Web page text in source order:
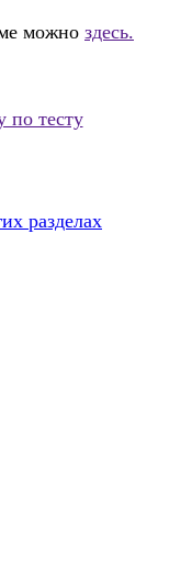
можно здесь.
по тесту
разделах